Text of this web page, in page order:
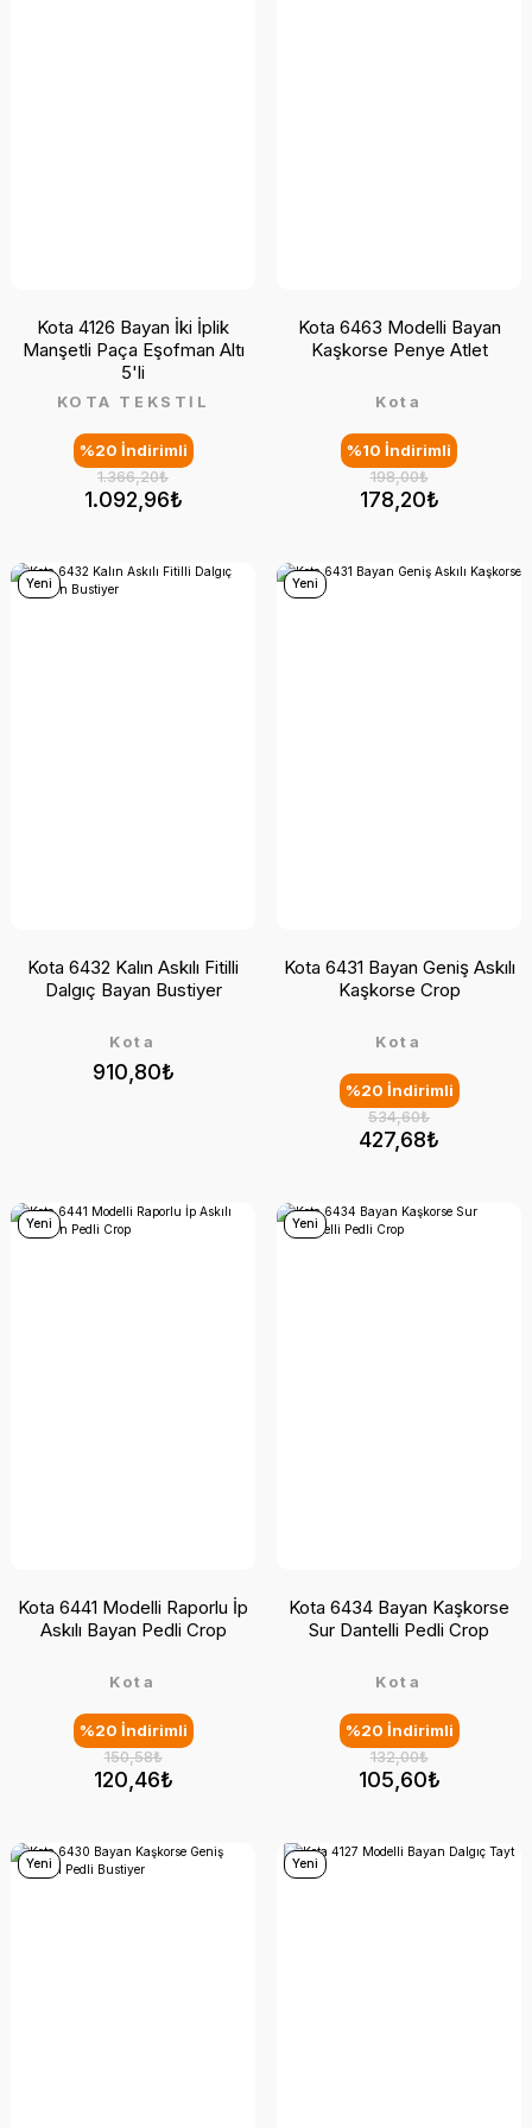
1.092,96₺
1.366,20₺
%20 İndirimli
KOTA TEKSTİL
Kota 4126 Bayan İki İplik
Manşetli Paça Eşofman Altı
5'li
178,20₺
198,00₺
%10 İndirimli
Kota
Kota 6463 Modelli Bayan
Kaşkorse Penye Atlet
Yeni
910,80₺
Kota
Kota 6432 Kalın Askılı Fitilli
Dalgıç Bayan Bustiyer
Yeni
427,68₺
534,60₺
%20 İndirimli
Kota
Kota 6431 Bayan Geniş Askılı
Kaşkorse Crop
Yeni
120,46₺
150,58₺
%20 İndirimli
Kota
Kota 6441 Modelli Raporlu İp
Askılı Bayan Pedli Crop
Yeni
105,60₺
132,00₺
%20 İndirimli
Kota
Kota 6434 Bayan Kaşkorse
Sur Dantelli Pedli Crop
Yeni Yeni